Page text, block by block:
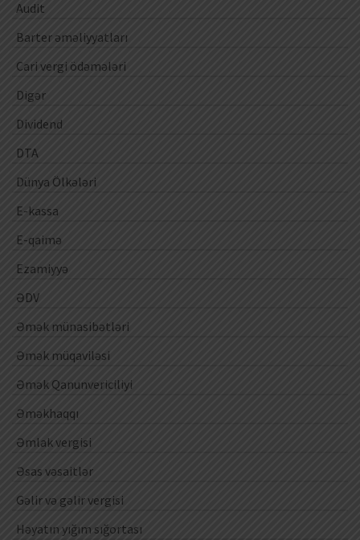
Audit
Barter əməliyyatları
Cari vergi ödəmələri
Digər
Dividend
DTA
Dünya Ölkələri
E-kassa
E-qaimə
Ezamiyyə
ƏDV
Əmək münasibətləri
Əmək müqaviləsi
Əmək Qanunvericiliyi
Əməkhaqqı
Əmlak vergisi
Əsas vəsaitlər
Gəlir və gəlir vergisi
Həyatın yığım sığortası